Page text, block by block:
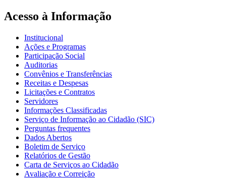
Acesso à Informação
Institucional
Ações e Programas
Participação Social
Auditorias
Convênios e Transferências
Receitas e Despesas
Licitações e Contratos
Servidores
Informações Classificadas
Serviço de Informação ao Cidadão (SIC)
Perguntas frequentes
Dados Abertos
Boletim de Serviço
Relatórios de Gestão
Carta de Serviços ao Cidadão
Avaliação e Correição